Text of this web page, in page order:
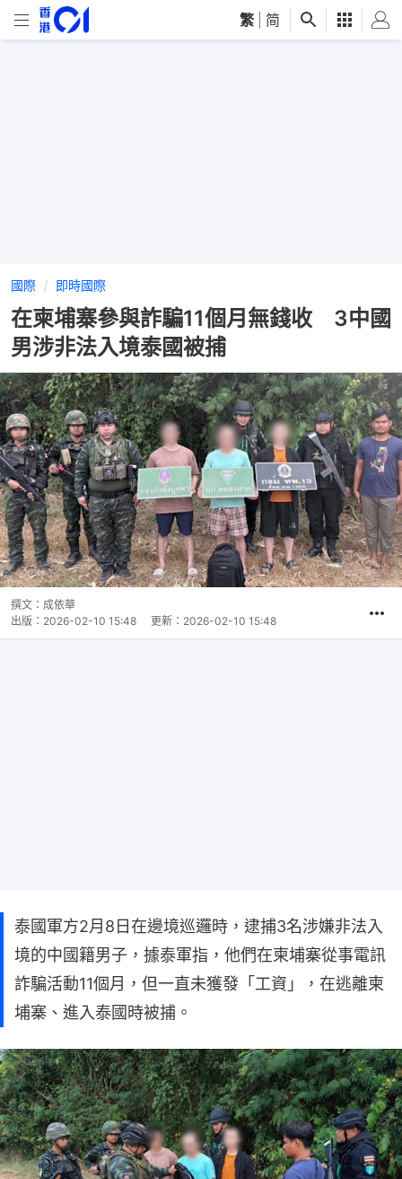
繁 简
國際 即時國際
在柬埔寨參與詐騙11個月無錢收 3中國
男涉非法入境泰國被捕
撰文： 成依華
出版： 2026-02-10 15:48 更新： 2026-02-10 15:48
泰國軍方2月8日在邊境巡邏時，逮捕3名涉嫌非法入
境的中國籍男子，據泰軍指，他們在柬埔寨從事電訊
詐騙活動11個月，但一直未獲發「工資」，在逃離柬
埔寨、進入泰國時被捕。